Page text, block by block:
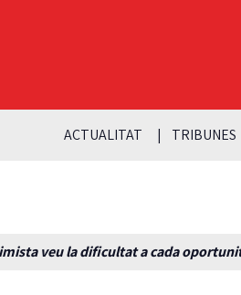
ACTUALITAT TRIBUNES
veu la dificultat a cada